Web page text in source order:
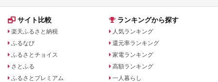
サイト比較
楽天ふるさと納税
ふるなび
ふるさとチョイス
さとふる
ふるさとプレミアム
ランキングから探す
人気ランキング
還元率ランキング
家電ランキング
高額ランキング
一人暮らし